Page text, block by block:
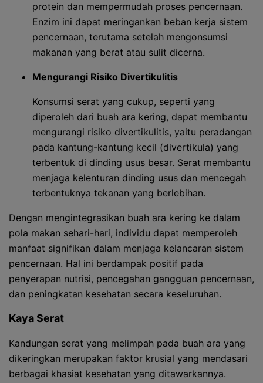
protein dan mempermudah proses pencernaan.
Enzim ini dapat meringankan beban kerja sistem
pencernaan, terutama setelah mengonsumsi
makanan yang berat atau sulit dicerna.
Mengurangi Risiko Divertikulitis
Konsumsi serat yang cukup, seperti yang
diperoleh dari buah ara kering, dapat membantu
mengurangi risiko divertikulitis, yaitu peradangan
pada kantung-kantung kecil (divertikula) yang
terbentuk di dinding usus besar. Serat membantu
menjaga kelenturan dinding usus dan mencegah
terbentuknya tekanan yang berlebihan.
Dengan mengintegrasikan buah ara kering ke dalam
pola makan sehari-hari, individu dapat memperoleh
manfaat signifikan dalam menjaga kelancaran sistem
pencernaan. Hal ini berdampak positif pada
penyerapan nutrisi, pencegahan gangguan pencernaan,
dan peningkatan kesehatan secara keseluruhan.
Kaya Serat
Kandungan serat yang melimpah pada buah ara yang
dikeringkan merupakan faktor krusial yang mendasari
berbagai khasiat kesehatan yang ditawarkannya.